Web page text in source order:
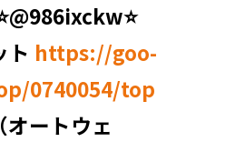
ト https://goo-
0740054/top
ートウェ